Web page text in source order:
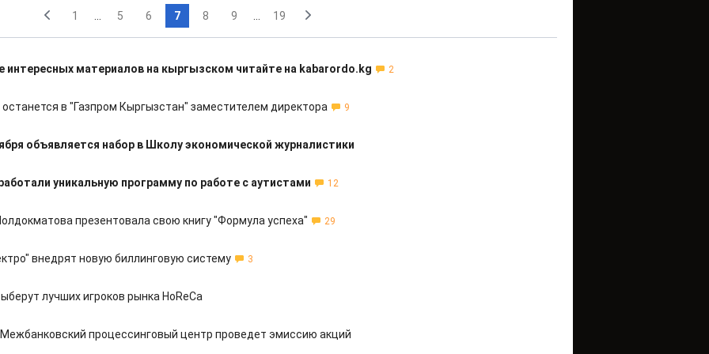
1 5 6 7 8 9 19
интересных материалов на кыргызском читайте на kabarordo.kg 2
в "Газпром Кыргызстан" заместителем директора 9
объявляется набор в Школу экономической журналистики
уникальную программу по работе с аутистами 12
презентовала свою книгу "Формула успеха" 29
внедрят новую биллинговую систему 3
лучших игроков рынка HoReCa
Межбанковский процессинговый центр проведет эмиссию акций